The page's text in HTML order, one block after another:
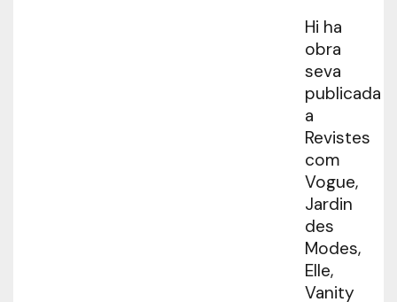
Hi ha
obra
seva
publicada
a
Revistes
com
Vogue,
Jardin
des
Modes,
Elle,
Vanity